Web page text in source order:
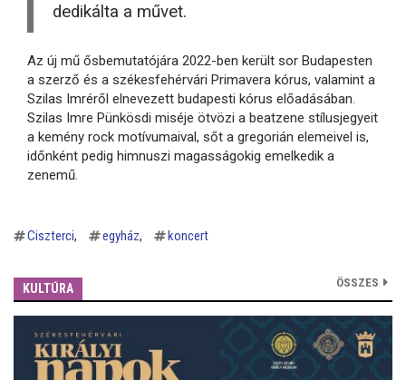
dedikálta a művet.
Az új mű ősbemutatójára 2022-ben került sor Budapesten
a szerző és a székesfehérvári Primavera kórus, valamint a
Szilas Imréről elnevezett budapesti kórus előadásában.
Szilas Imre Pünkösdi miséje ötvözi a beatzene stílusjegyeit
a kemény rock motívumaival, sőt a gregorián elemeivel is,
időnként pedig himnuszi magasságokig emelkedik a
zenemű.
Ciszterci egyház koncert
KULTÚRA ÖSSZES